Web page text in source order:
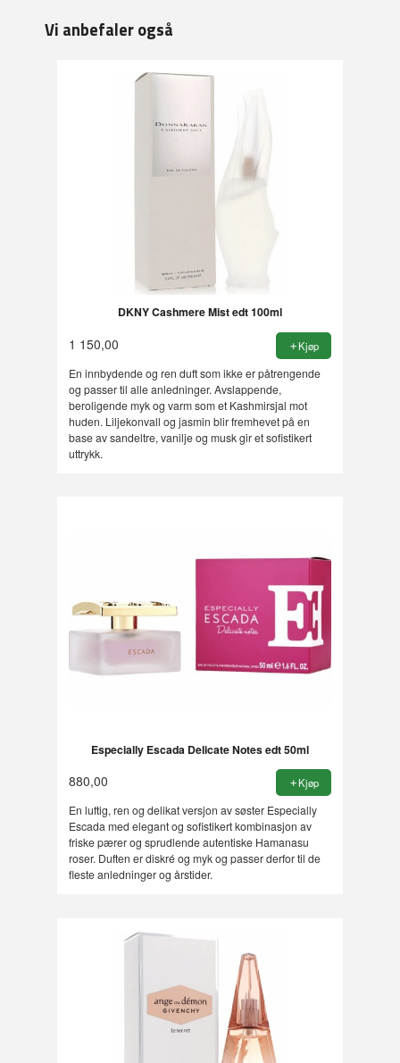
Vi anbefaler også
DKNY Cashmere Mist edt 100ml
1 150,00 Kjøp
En innbydende og ren duft som ikke er påtrengende
og passer til alle anledninger. Avslappende,
beroligende myk og varm som et Kashmirsjal mot
huden. Liljekonvall og jasmin blir fremhevet på en
base av sandeltre, vanilje og musk gir et sofistikert
uttrykk.
Especially Escada Delicate Notes edt 50ml
880,00 Kjøp
En luftig, ren og delikat versjon av søster Especially
Escada med elegant og sofistikert kombinasjon av
friske pærer og sprudlende autentiske Hamanasu
roser. Duften er diskré og myk og passer derfor til de
fleste anledninger og årstider.